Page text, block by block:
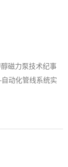
磁力泵技术纪事
动化管线系统实